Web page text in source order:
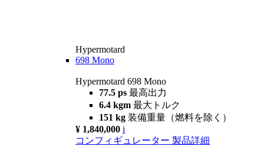
Hypermotard
698 Mono
Hypermotard 698 Mono
77.5 ps 最高出力
6.4 kgm 最大トルク
151 kg 装備重量（燃料を除く）
¥ 1,840,000 i
コンフィギュレーター 製品詳細